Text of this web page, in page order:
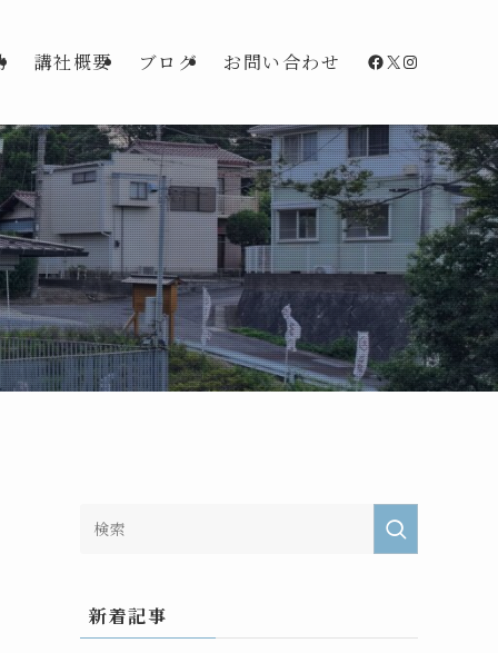
講社概要 ブログ お問い合わせ Facebook
X
新着記事